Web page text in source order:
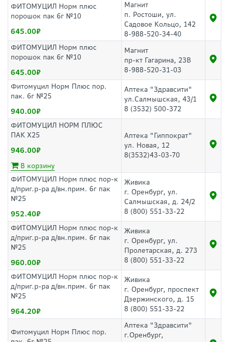
ФИТОМУЦИЛ Норм плюс
порошок пак 6г №10
645.00
Магнит
п. Ростоши, ул.
Садовое Кольцо, 142
8-988-520-34-40
ФИТОМУЦИЛ Норм плюс
порошок пак 6г №10
645.00
Магнит
пр-кт Гагарина, 23В
8-988-520-31-03
Фитомуцил Норм Плюс пор.
пак. 6г №25
940.00
Аптека "Здравсити"
ул.Салмышская, 43/1
8 (3532) 500-372
ФИТОМУЦИЛ НОРМ ПЛЮС
ПАК Х25
946.00
В корзину
Аптека "Гиппократ"
ул. Новая, 12
8(3532)43-03-70
ФИТОМУЦИЛ Норм плюс пор-к
д/приг.р-ра д/вн.прим. 6г пак
№25
952.40
Живика
г. Оренбург, ул.
Салмышская, д. 24/2
8 (800) 551-33-22
ФИТОМУЦИЛ Норм плюс пор-к
д/приг.р-ра д/вн.прим. 6г пак
№25
960.00
Живика
г. Оренбург, ул.
Пролетарская, д. 273
8 (800) 551-33-22
ФИТОМУЦИЛ Норм плюс пор-к
д/приг.р-ра д/вн.прим. 6г пак
№25
964.20
Живика
г. Оренбург, проспект
Дзержинского, д. 15
8 (800) 551-33-22
Фитомуцил Норм Плюс пор.
Аптека "Здравсити"
г.Оренбург,